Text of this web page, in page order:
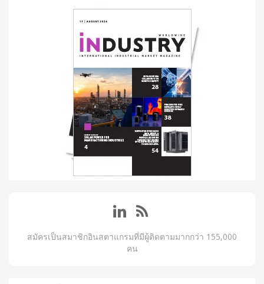
สมัครเป็นสมาชิกอินสตาแกรมที่มีผู้ติดตามมากกว่า 155,000
คน